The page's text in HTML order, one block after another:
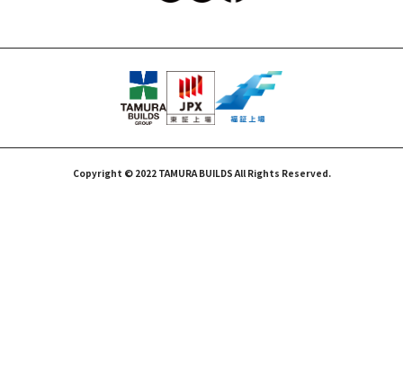
Copyright © 2022 TAMURA BUILDS All Rights Reserved.